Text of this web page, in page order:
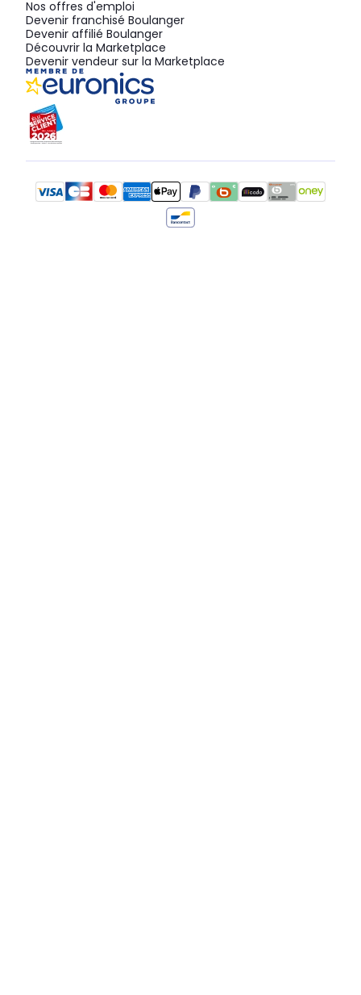
Nos offres d'emploi
Devenir franchisé Boulanger
Devenir affilié Boulanger
Découvrir la Marketplace
Devenir vendeur sur la Marketplace